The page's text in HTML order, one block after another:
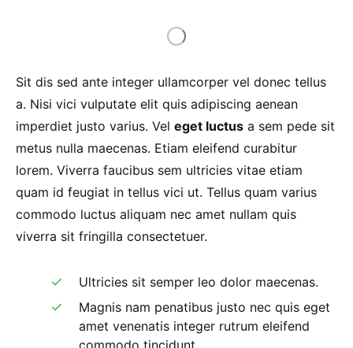
Sit dis sed ante integer ullamcorper vel donec tellus
a. Nisi vici vulputate elit quis adipiscing aenean
imperdiet justo varius. Vel eget luctus a sem pede sit
metus nulla maecenas. Etiam eleifend curabitur
lorem. Viverra faucibus sem ultricies vitae etiam
quam id feugiat in tellus vici ut. Tellus quam varius
commodo luctus aliquam nec amet nullam quis
viverra sit fringilla consectetuer.
Ultricies sit semper leo dolor maecenas.
Magnis nam penatibus justo nec quis eget
amet venenatis integer rutrum eleifend
commodo tincidunt.